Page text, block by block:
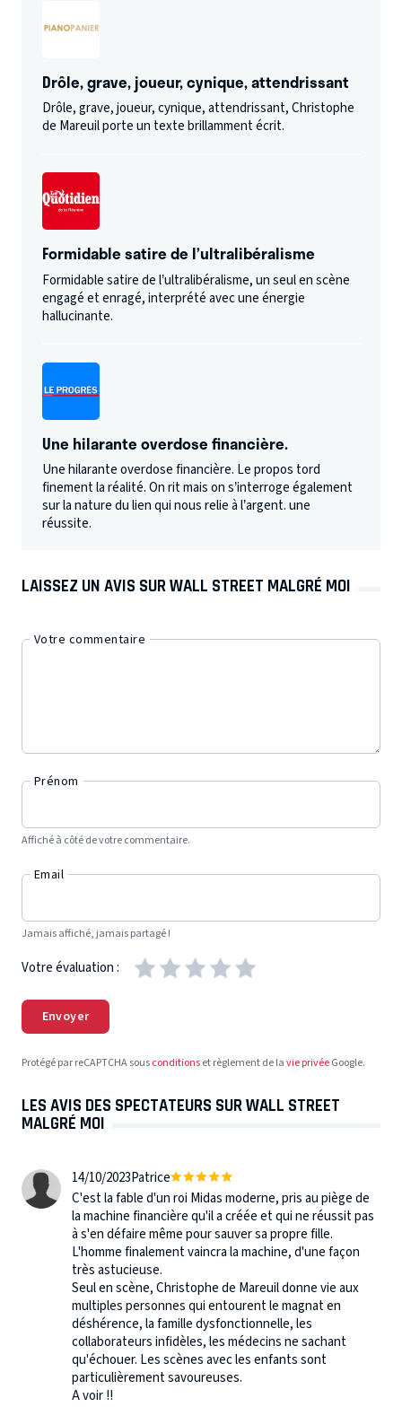
Drôle, grave, joueur, cynique, attendrissant
Drôle, grave, joueur, cynique, attendrissant, Christophe
de Mareuil porte un texte brillamment écrit.
Formidable satire de l’ultralibéralisme
Formidable satire de l’ultralibéralisme, un seul en scène
engagé et enragé, interprété avec une énergie
hallucinante.
Une hilarante overdose financière.
Une hilarante overdose financière. Le propos tord
finement la réalité. On rit mais on s’interroge également
sur la nature du lien qui nous relie à l’argent. une
réussite.
LAISSEZ UN AVIS SUR WALL STREET MALGRÉ MOI
Votre commentaire
Prénom
Affiché à côté de votre commentaire.
Email
Jamais affiché, jamais partagé !
Votre évaluation :
Envoyer
Protégé par reCAPTCHA sousconditionset règlement de lavie privéeGoogle.
LES AVIS DES SPECTATEURS SUR WALL STREET
MALGRÉ MOI
14/10/2023Patrice
C'est la fable d'un roi Midas moderne, pris au piège de
la machine financière qu'il a créée et qui ne réussit pas
à s'en défaire même pour sauver sa propre fille.
L'homme finalement vaincra la machine, d'une façon
très astucieuse.
Seul en scène, Christophe de Mareuil donne vie aux
multiples personnes qui entourent le magnat en
déshérence, la famille dysfonctionnelle, les
collaborateurs infidèles, les médecins ne sachant
qu'échouer. Les scènes avec les enfants sont
particulièrement savoureuses.
A voir !!